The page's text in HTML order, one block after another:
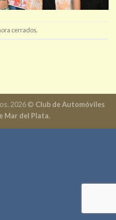
cerrados.
2026 © Club de Automóviles
Mar del Plata.